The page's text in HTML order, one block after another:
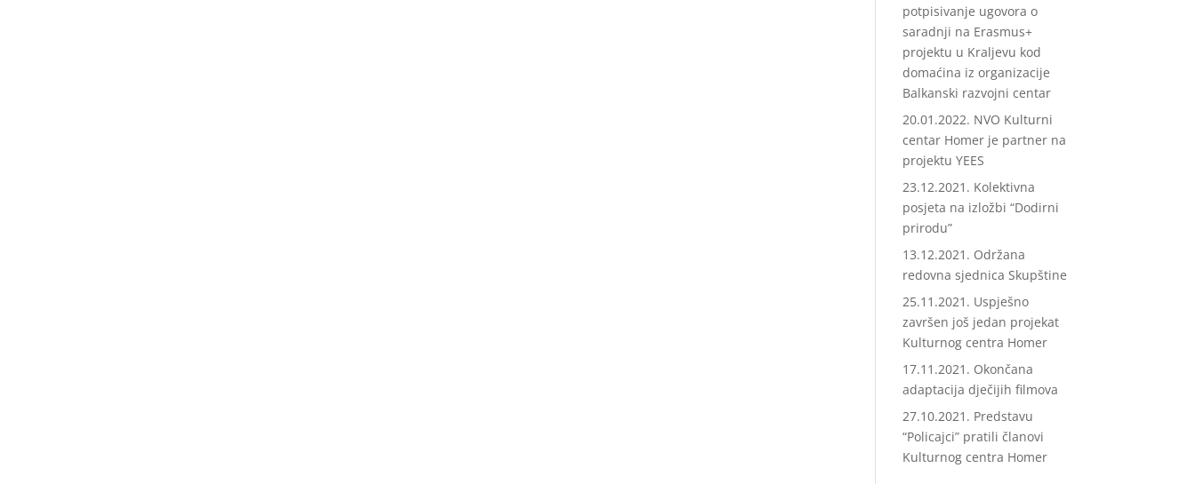
potpisivanje ugovora o
saradnji na Erasmus+
projektu u Kraljevu kod
domaćina iz organizacije
Balkanski razvojni centar
20.01.2022. NVO Kulturni
centar Homer je partner na
projektu YEES
23.12.2021. Kolektivna
posjeta na izložbi “Dodirni
prirodu”
13.12.2021. Održana
redovna sjednica Skupštine
25.11.2021. Uspješno
završen još jedan projekat
Kulturnog centra Homer
17.11.2021. Okončana
adaptacija dječijih filmova
27.10.2021. Predstavu
“Policajci” pratili članovi
Kulturnog centra Homer